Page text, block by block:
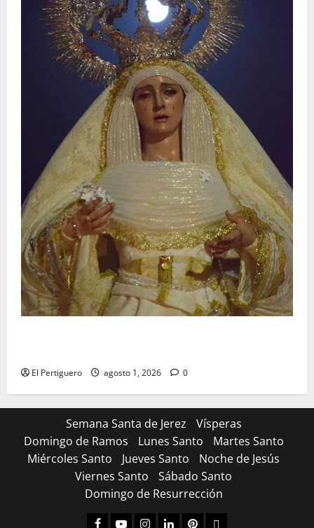
El Pertiguero agosto 1, 2026 0
Semana Santa de Jerez
Vísperas
Domingo de Ramos
Lunes Santo
Martes Santo
Miércoles Santo
Jueves Santo
Noche de Jesús
Viernes Santo
Sábado Santo
Domingo de Resurrección
Facebook
YoutubeInstagram
LinkedPinterestDribbble